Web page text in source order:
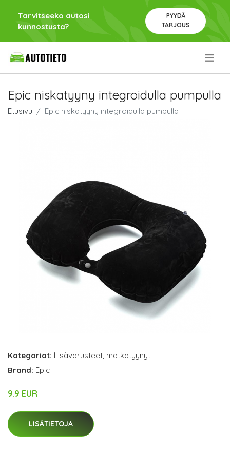
Tarvitseeko autosi
kunnostusta?
PYYDÄ
TARJOUS
Epic niskatyyny integroidulla pumpulla
Etusivu Epic niskatyyny integroidulla pumpulla
Kategoriat: Lisävarusteet, matkatyynyt
Brand: Epic
9.9 EUR
LISÄTIETOJA